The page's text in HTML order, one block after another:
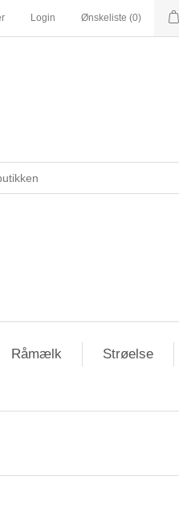
Login Ønskeliste (0)
Råmælk Strøelse